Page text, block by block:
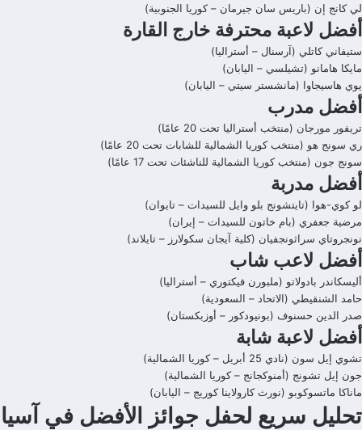
لي كانج إن (باريس سان جيرمان – كوريا الجنوبية)
أفضل لاعبة محترفة خارج القارة
ستيفاني كاتلي (آرسنال – أستراليا)
مايكا هامانو (تشيلسي – اليابان)
يوي هاسيجاوا (مانشستر سيتي – اليابان)
أفضل مدرب
تريفور مورجان (منتخب أستراليا تحت 20 عامًا)
ري سونج هو (منتخب كوريا الشمالية للشابات تحت 20 عامًا)
سونج جون (منتخب كوريا الشمالية للناشئات تحت 17 عامًا)
أفضل مدربة
لو كوي-هوا (تايتشونج بلو وايل للسيدات – تايوان)
مرضية جعفري (بام خاتون للسيدات – إيران)
نونجروتاي سراثونجفيان (كلية آيجان سكولارز – تايلاند)
أفضل لاعب شاب
أليسكاندر بادولاتو (ملبورن فيكتوري – أستراليا)
حامد الشنقيطي (الاتحاد – السعودية)
صدر الدين حسنوف (بونيودكور – أوزبكستان)
أفضل لاعبة شابة
تشوي إيل سون (نادي 25 أبريل – كوريا الشمالية)
جون إيل تشونج (أمنوكجانج – كوريا الشمالية)
ماناكا ماتسوكوبو (نورث كارولاينا كوريج – اليابان)
تحليل سريع لحفل جوائز الأفضل في آسيا